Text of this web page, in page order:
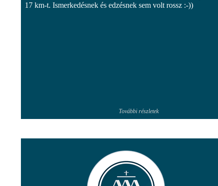
17 km-t. Ismerkedésnek és edzésnek sem volt rossz :-))
További részletek